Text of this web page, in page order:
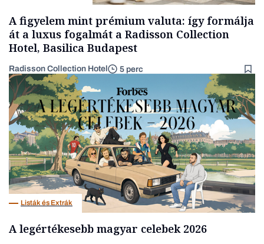
A figyelem mint prémium valuta: így formálja
át a luxus fogalmát a Radisson Collection
Hotel, Basilica Budapest
Radisson Collection Hotel 5 perc
Listák és Extrák
A legértékesebb magyar celebek 2026